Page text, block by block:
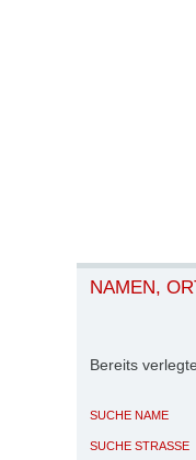
NAMEN,
Bereits
SUCHE NAME
SUCHE STRASSE